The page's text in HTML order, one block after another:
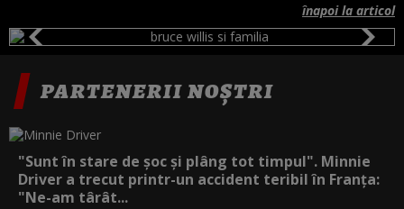
înapoi la articol
PARTENERII NOȘTRI
"Sunt în stare de șoc și plâng tot timpul". Minnie
Driver a trecut printr-un accident teribil în Franța:
"Ne-am târât...